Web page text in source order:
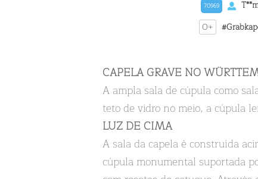
70969
0+
CAPELA GRAVE NO
A ampla sala de cúpula como
teto de vidro no meio, a cúpula
LUZ DE CIMA
A sala da capela é construída
cúpula monumental suportada